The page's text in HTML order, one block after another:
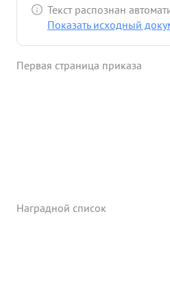
полк под командованием
ДВОРКИНА находясь в
местности полк прошел с
тактически грамотный
решителен. ...»
Текст распознан
Показать исходный
Первая страница приказа
Наградной список